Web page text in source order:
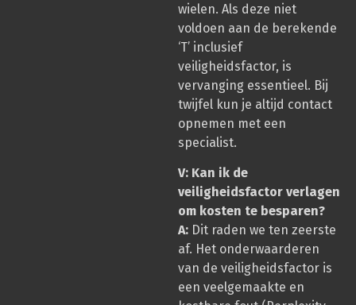
wielen. Als deze niet
voldoen aan de berekende
‘T’ inclusief
veiligheidsfactor, is
vervanging essentieel. Bij
twijfel kun je altijd contact
opnemen met een
specialist.
V: Kan ik de
veiligheidsfactor verlagen
om kosten te besparen?
A: Dit raden we ten zeerste
af. Het onderwaarderen
van de veiligheidsfactor is
een veelgemaakte en